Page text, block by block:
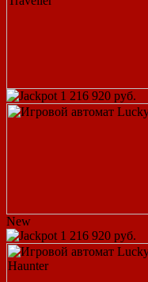
1 216 920 руб.
New
1 216 920 руб.